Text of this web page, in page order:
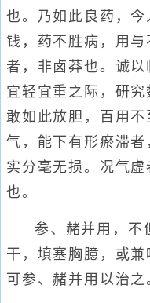
也。乃如此良药，
钱，药不胜病，用
者，非卤莽也。诚
宜轻宜重之际，研
敢如此放胆，百用
气，能下有形瘀滞
实分毫无损。况气
也。
参、赭并用，不
干，填塞胸臆，或
可参、赭并用以治之